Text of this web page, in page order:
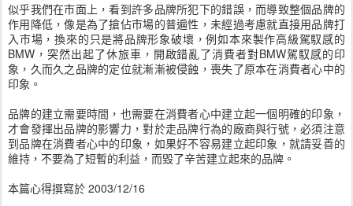
似乎我們在市面上，看到許多品牌所犯下的錯誤，而導致整個品牌的
作用降低，像是為了搶佔市場的普遍性，未經過考慮就直接用品牌打
入市場，換來的只是將品牌形象破壞，例如本來製作高級駕馭感的
BMW，突然出起了休旅車，開啟錯亂了消費者對BMW駕馭感的印
象，久而久之品牌的定位就漸漸被侵蝕，喪失了原本在消費者心中的
印象。
品牌的建立需要時間，也需要在消費者心中建立起一個明確的印象，
才會發揮出品牌的影響力，對於走品牌行為的廠商與行號，必須注意
到品牌在消費者心中的印象，如果好不容易建立起印象，就請妥善的
維持，不要為了短暫的利益，而毀了辛苦建立起來的品牌。
本篇心得撰寫於 2003/12/16